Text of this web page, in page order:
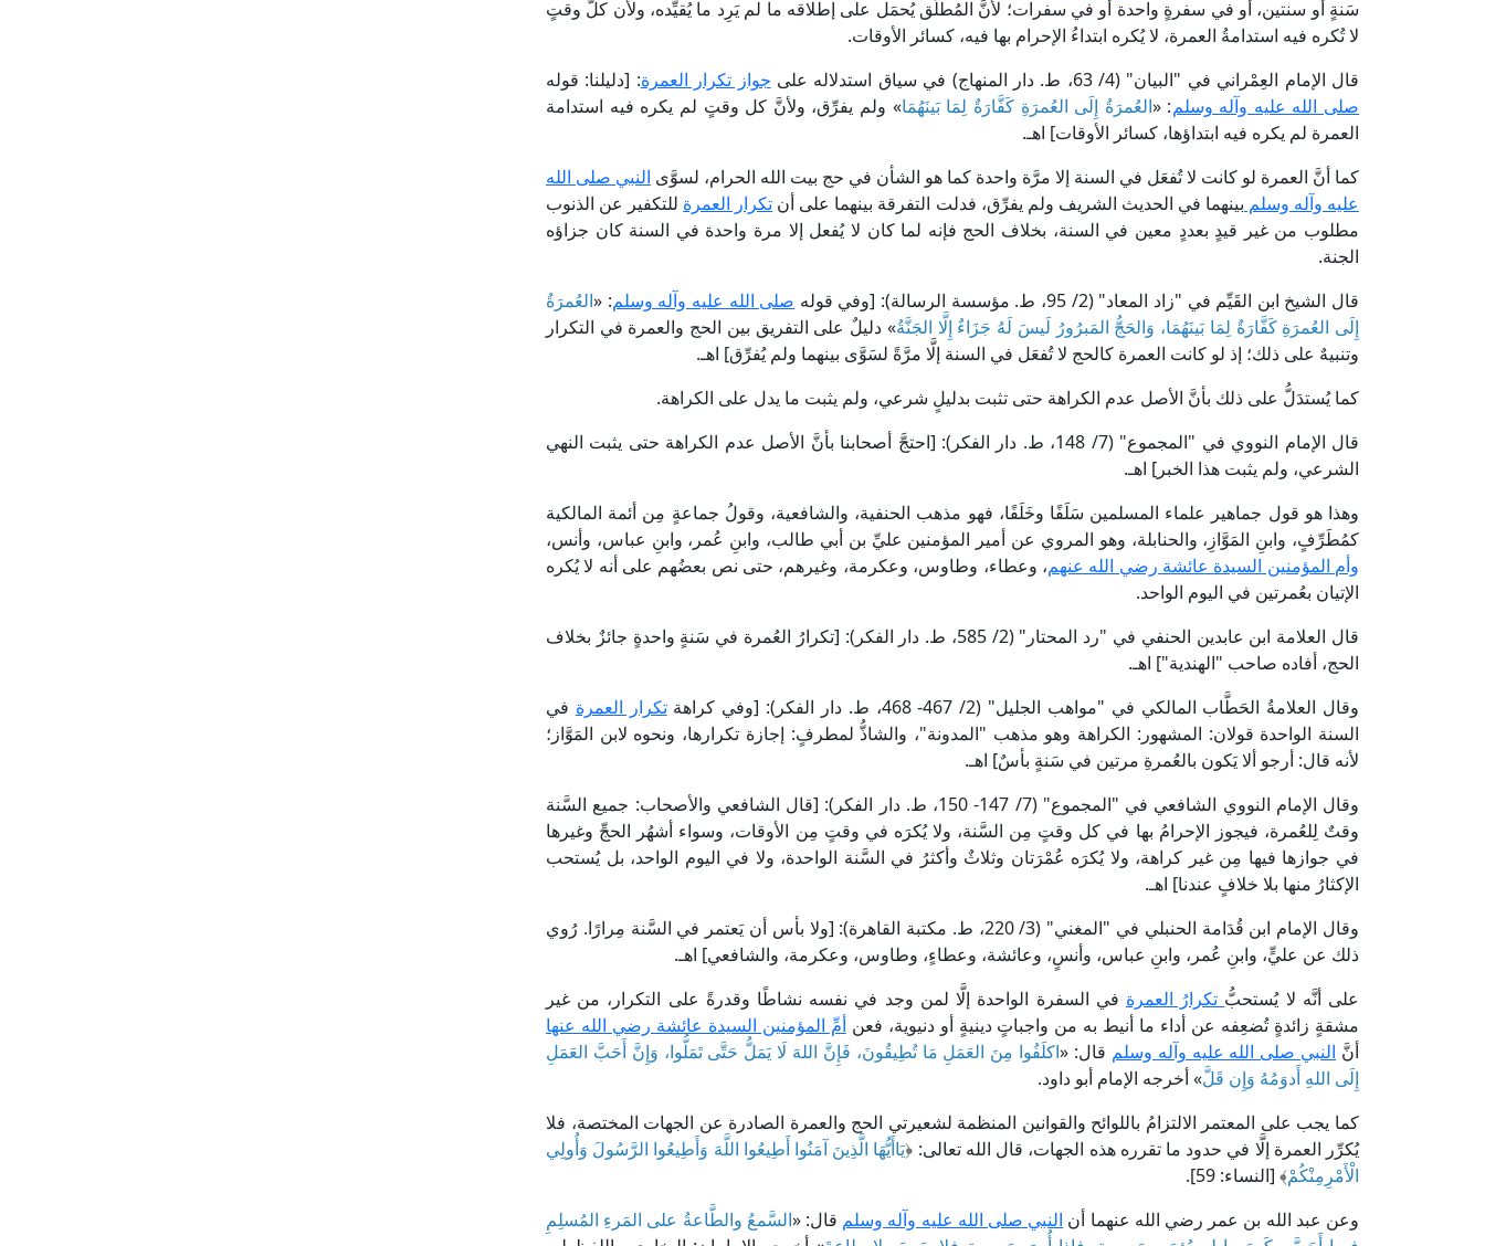
سَنةٍ أو سنتين، أو في سفرةٍ واحدة أو في سفرات؛ لأنَّ المُطلَق يُحمَل على إطلاقه ما لم يَرِد ما يُقيِّده، ولأن كلَّ وقتٍ
لا تُكره فيه استدامةُ العمرة، لا يُكره ابتداءُ الإحرام بها فيه، كسائر الأوقات.
قال الإمام العِمْراني في "البيان" (4/ 63، ط. دار المنهاج) في سياق استدلاله على
جواز تكرار العمرة: [دليلنا: قوله
صلى الله عليه وآله وسلم: «العُمرَةُ إِلَى العُمرَةِ كَفَّارَةٌ لِمَا بَينَهُمَا» ولم يفرِّق، ولأنَّ كل وقتٍ لم يكره فيه استدامة
العمرة لم يكره فيه ابتداؤها، كسائر الأوقات] اهـ.
كما أنَّ العمرة لو كانت لا تُفعَل في السنة إلا مرَّة واحدة كما هو الشأن في حج بيت الله الحرام، لسوَّى النبي صلى الله
عليه وآله وسلم بينهما في الحديث الشريف ولم يفرِّق، فدلت التفرقة بينهما على أن تكرار العمرة للتكفير عن الذنوب
مطلوب من غير قيدٍ بعددٍ معين في السنة، بخلاف الحج فإنه لما كان لا يُفعل إلا مرة واحدة في السنة كان جزاؤه
الجنة.
قال الشيخ ابن القَيِّم في "زاد المعاد" (2/ 95، ط. مؤسسة الرسالة): [وفي قوله
صلى الله عليه وآله وسلم: «العُمرَةُ
إِلَى العُمرَةِ كَفَّارَةٌ لِمَا بَينَهُمَا، وَالحَجُّ المَبرُورُ لَيسَ لَهُ جَزَاءٌ إِلَّا الجَنَّةُ» دليلٌ على التفريق بين الحج والعمرة في التكرار
وتنبيهٌ على ذلك؛ إذ لو كانت العمرة كالحج لا تُفعَل في السنة إلَّا مرَّةً لسَوَّى بينهما ولم يُفرِّق] اهـ.
كما يُستدَلُّ على ذلك بأنَّ الأصل عدم الكراهة حتى تثبت بدليلٍ شرعي، ولم يثبت ما يدل على الكراهة.
قال الإمام النووي في "المجموع" (7/ 148، ط. دار الفكر): [احتجَّ أصحابنا بأنَّ الأصل عدم الكراهة حتى يثبت النهي
الشرعي، ولم يثبت هذا الخبر] اهـ.
وهذا هو قول جماهير علماء المسلمين سَلَفًا وخَلَفًا، فهو مذهب الحنفية، والشافعية، وقولُ جماعةٍ مِن أئمة المالكية
كمُطَرِّفٍ، وابنِ المَوَّازِ، والحنابلة، وهو المروي عن أمير المؤمنين عليِّ بن أبي طالب، وابنِ عُمر، وابنِ عباس، وأنس،
وأم المؤمنين السيدة عائشة رضي الله عنهم، وعطاء، وطاوس، وعكرمة، وغيرهم، حتى نص بعضُهم على أنه لا يُكره
الإتيان بعُمرتين في اليوم الواحد.
قال العلامة ابن عابدين الحنفي في "رد المحتار" (2/ 585، ط. دار الفكر): [تكرارُ العُمرة في سَنةٍ واحدةٍ جائزٌ بخلاف
الحج، أفاده صاحب "الهندية"] اهـ.
وقال العلامةُ الحَطَّاب المالكي في "مواهب الجليل" (2/ 467- 468، ط. دار الفكر): [وفي كراهة
تكرار العمرة في
السنة الواحدة قولان: المشهور: الكراهة وهو مذهب "المدونة"، والشاذُّ لمطرفٍ: إجازة تكرارها، ونحوه لابن المَوَّاز؛
لأنه قال: أرجو ألا يَكون بالعُمرةِ مرتين في سَنةٍ بأسٌ] اهـ.
وقال الإمام النووي الشافعي في "المجموع" (7/ 147- 150، ط. دار الفكر): [قال الشافعي والأصحاب: جميع السَّنة
وقتٌ لِلعُمرة، فيجوز الإحرامُ بها في كل وقتٍ مِن السَّنة، ولا يُكرَه في وقتٍ مِن الأوقات، وسواء أشهُر الحجِّ وغيرها
في جوازها فيها مِن غير كراهة، ولا يُكرَه عُمْرَتان وثلاثٌ وأكثرُ في السَّنة الواحدة، ولا في اليوم الواحد، بل يُستحب
الإكثارُ منها بلا خلافٍ عندنا] اهـ.
وقال الإمام ابن قُدَامة الحنبلي في "المغني" (3/ 220، ط. مكتبة القاهرة): [ولا بأس أن يَعتمر في السَّنة مِرارًا. رُوي
ذلك عن عليٍّ، وابنِ عُمر، وابنِ عباس، وأنسٍ، وعائشة، وعطاءٍ، وطاوس، وعكرمة، والشافعي] اهـ.
على أنَّه لا يُستحبُّ تكرارُ العمرة في السفرة الواحدة إلَّا لمن وجد في نفسه نشاطًا وقدرةً على التكرار، من غير
مشقةٍ زائدةٍ تُضعِفه عن أداء ما أنيط به من واجباتٍ دينيةٍ أو دنيوية، فعنأمِّ المؤمنين السيدة عائشة رضي الله عنها
أنَّ النبي صلى الله عليه وآله وسلم قال: «اكلَفُوا مِنَ العَمَلِ مَا تُطِيقُونَ، فَإِنَّ اللهَ لَا يَمَلُّ حَتَّى تَمَلُّوا، وَإِنَّ أَحَبَّ العَمَلِ
إِلَى اللهِ أَدوَمُهُ وَإِن قَلَّ» أخرجه الإمام أبو داود.
كما يجب على المعتمر الالتزامُ باللوائح والقوانين المنظمة لشعيرتي الحج والعمرة الصادرة عن الجهات المختصة، فلا
يُكرِّر العمرة إلَّا في حدود ما تقرره هذه الجهات، قال الله تعالى: ﴿يَاأَيُّهَا الَّذِينَ آمَنُوا أَطِيعُوا اللَّهَ وَأَطِيعُوا الرَّسُولَ وَأُولِي
الْأَمْرِمِنْكُمْ﴾ [النساء: 59].
وعن عبد الله بن عمر رضي الله عنهما أن النبي صلى الله عليه وآله وسلم قال: «السَّمعُ والطَّاعةُ على المَرءِ المُسلِمِ